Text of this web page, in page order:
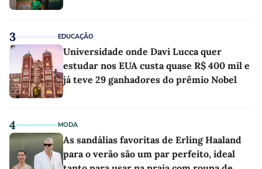
3 EDUCAÇÃO
Universidade onde Davi Lucca quer
estudar nos EUA custa quase R$ 400 mil e
já teve 29 ganhadores do prêmio Nobel
4 MODA
As sandálias favoritas de Erling Haaland
para o verão são um par perfeito, ideal